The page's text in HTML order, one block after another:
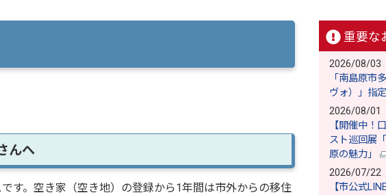
んへ
す。空き家（空き地）の登録から1年間は市外からの移住
重要な
2026/08/03
「南島原市
ヴォ）」指
2026/08/01
【開催中！
スト巡回展
原の魅力」
2026/07/22
【市公式